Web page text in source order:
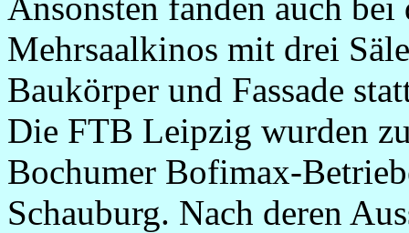
Mehrsaalkinos mit drei
Baukörper und Fassade
Die FTB Leipzig wurden
Bochumer Bofimax-
Schauburg. Nach deren